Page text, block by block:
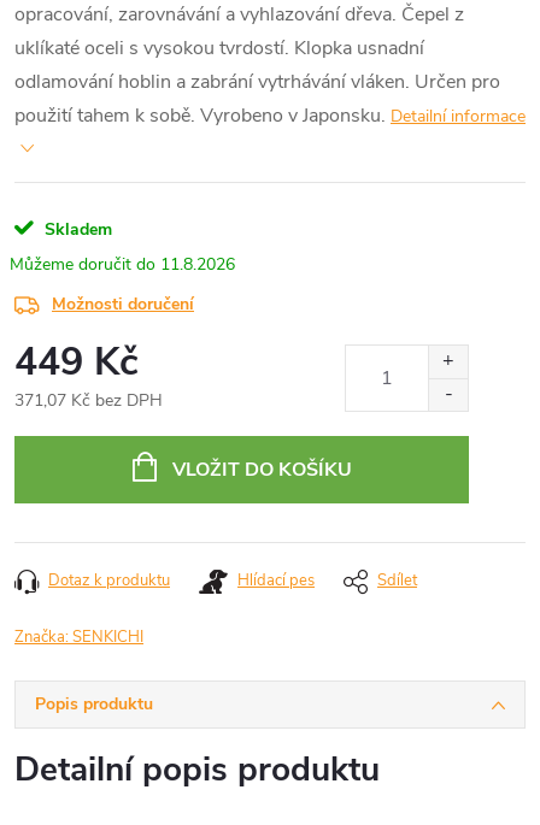
opracování, zarovnávání a vyhlazování dřeva. Čepel z
uklíkaté oceli s vysokou tvrdostí. Klopka usnadní
odlamování hoblin a zabrání vytrhávání vláken. Určen pro
použití tahem k sobě. Vyrobeno v Japonsku. Detailní informace
Skladem
11.8.2026
Možnosti doručení
449 Kč
371,07 Kč bez DPH
VLOŽIT DO KOŠÍKU
Dotaz k produktu Hlídací pes Sdílet
Značka:SENKICHI
Popis produktu
Detailní popis produktu